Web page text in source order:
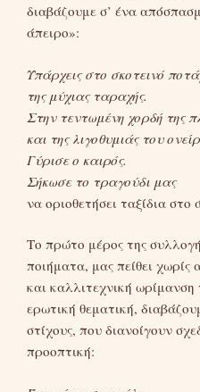
διαβάζουμε σ’ ένα
άπειρο»:
Υπάρχεις στο σκοτεινό
της μύχιας ταραχής.
Στην τεντωμένη χορδή της
και της λιγοθυμιάς του
Γύρισε ο καιρός.
Σήκωσε το τραγούδι μας
να οριοθετήσει ταξίδια στο
Το πρώτο μέρος της
ποιήματα, μας πείθει χωρίς
και καλλιτεχνική
ερωτική θεματική,
στίχους, που διανοίγουν
προοπτική: